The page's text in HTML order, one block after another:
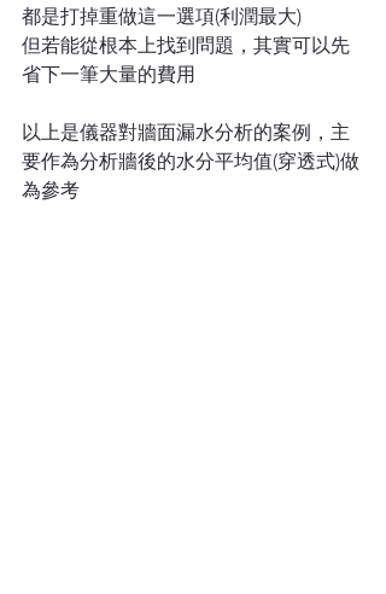
都是打掉重做這一選項(利潤最大)
但若能從根本上找到問題，其實可以先
省下一筆大量的費用
以上是儀器對牆面漏水分析的案例，主
要作為分析牆後的水分平均值(穿透式)做
為參考